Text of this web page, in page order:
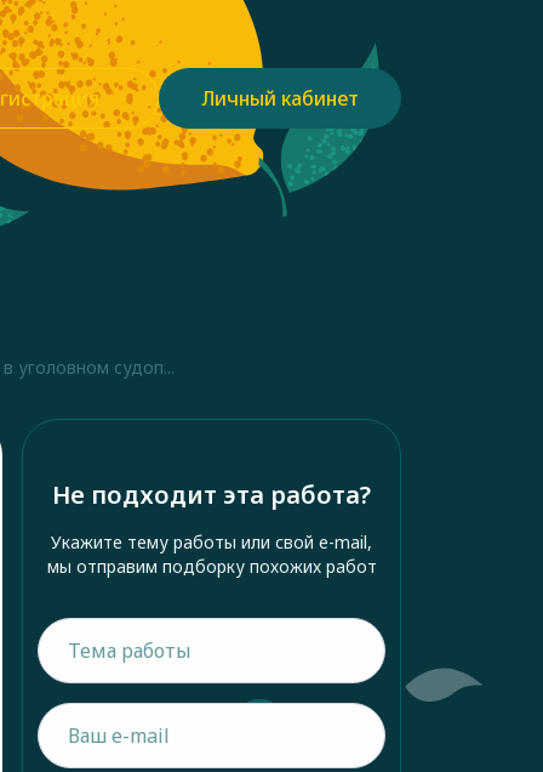
Личный кабинет
уголовном судоп...
Не подходит эта работа?
Укажите тему работы или свой e-mail,
мы отправим подборку похожих работ